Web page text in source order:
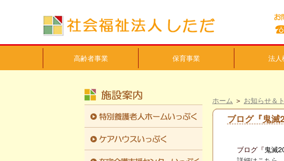
高齢者事業 保育事業 法人
ホーム ＞ お知らせ＆
ブログ『鬼
ブログ『鬼滅